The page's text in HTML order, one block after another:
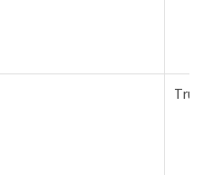
True